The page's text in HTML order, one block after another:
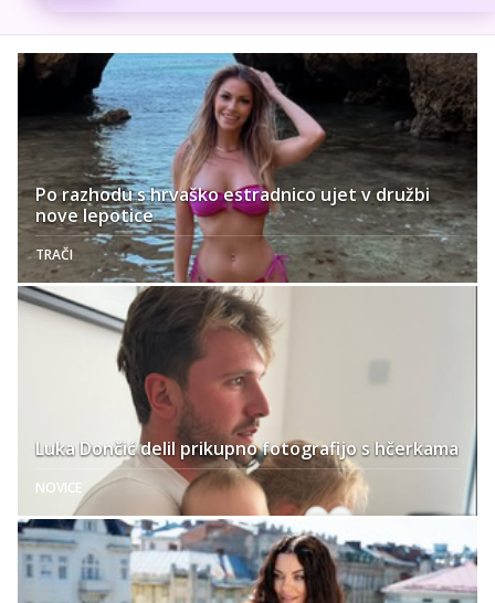
Po razhodu s hrvaško estradnico ujet v družbi
nove lepotice
TRAČI
Luka Dončić delil prikupno fotografijo s hčerkama
NOVICE